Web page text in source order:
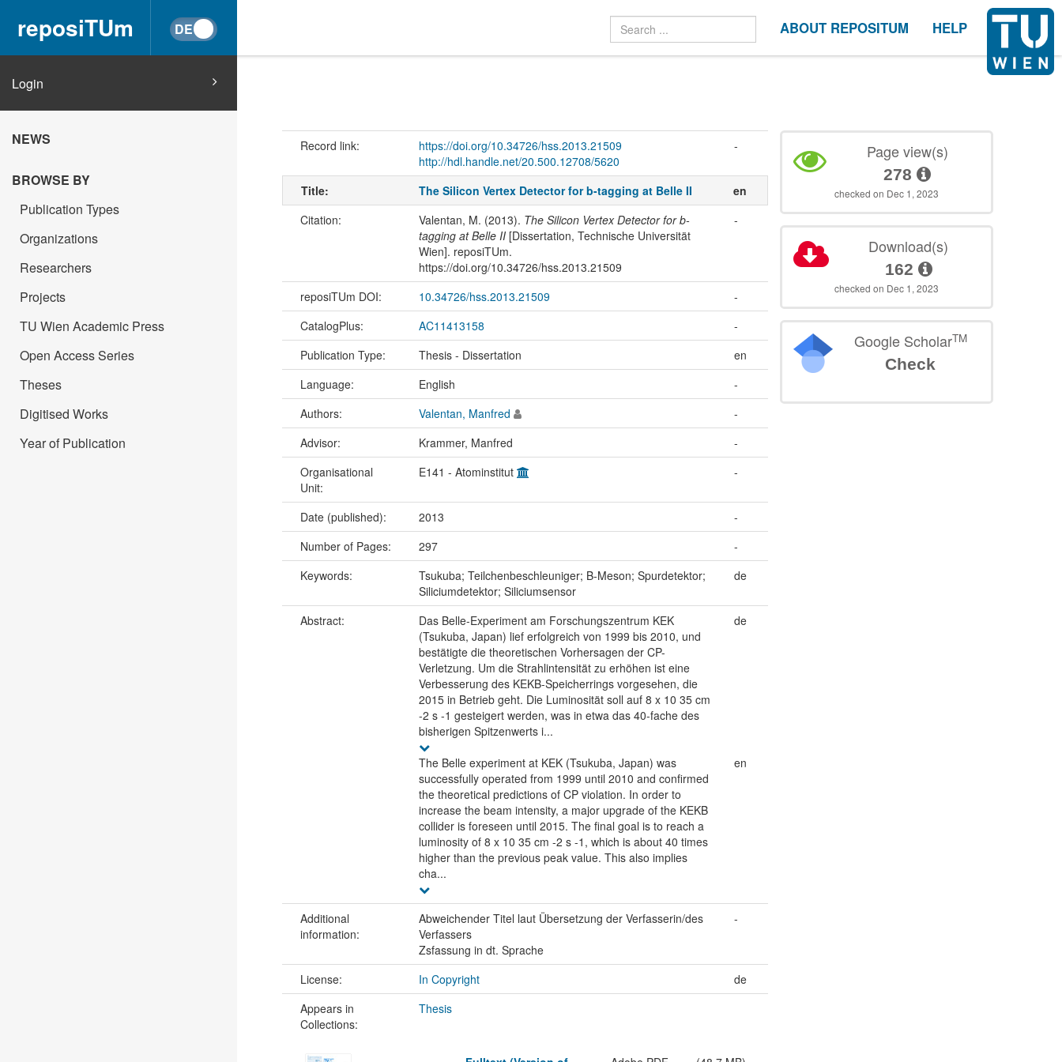
reposiTUm ABOUT REPOSITUM HELP
Login
NEWS
BROWSE BY
Publication Types
Organizations
Researchers
Projects
TU Wien Academic Press
Open Access Series
Theses
Digitised Works
Year of Publication
Record link:
https://doi.org/10.34726/hss.2013.21509
http://hdl.handle.net/20.500.12708/5620
-
Title: The Silicon Vertex Detector for b-tagging at Belle II
en
Citation:
Valentan, M. (2013). The Silicon Vertex Detector for b-
tagging at Belle II[Dissertation, Technische Universität
Wien]. reposiTUm.
https://doi.org/10.34726/hss.2013.21509
-
reposiTUm DOI: 10.34726/hss.2013.21509
-
CatalogPlus:
AC11413158
-
Publication Type:
Thesis - Dissertation
en
Language:
English
-
Authors:
Valentan, Manfred
-
Advisor:
Krammer, Manfred
-
Organisational
Unit:
E141 - Atominstitut -
Date (published): 2013
-
Number of Pages:
297
-
Keywords:
Tsukuba; Teilchenbeschleuniger; B-Meson; Spurdetektor;
Siliciumdetektor; Siliciumsensor
de
Abstract:
Das Belle-Experiment am Forschungszentrum KEK
(Tsukuba, Japan) lief erfolgreich von 1999 bis 2010, und
bestätigte die theoretischen Vorhersagen der CP-
Verletzung. Um die Strahlintensität zu erhöhen ist eine
Verbesserung des KEKB-Speicherrings vorgesehen, die
2015 in Betrieb geht. Die Luminosität soll auf 8 x 10 35 cm
-2 s -1 gesteigert werden, was in etwa das 40-fache des
bisherigen Spitzenwerts i...
de
The Belle experiment at KEK (Tsukuba, Japan) was
successfully operated from 1999 until 2010 and confirmed
the theoretical predictions of CP violation. In order to
increase the beam intensity, a major upgrade of the KEKB
collider is foreseen until 2015. The final goal is to reach a
luminosity of 8 x 10 35 cm -2 s -1, which is about 40 times
higher than the previous peak value. This also implies
cha...
en
Additional
information:
Abweichender Titel laut Übersetzung der Verfasserin/des
Verfassers
Zsfassung in dt. Sprache
-
License: In Copyright
de
Appears in
Collections:
Thesis
Page view(s)
278
checked on Dec 1, 2023
Download(s)
162
checked on Dec 1, 2023
Google ScholarTM
Check